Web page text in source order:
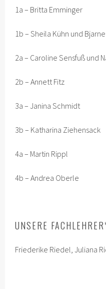
1a – Britta Emminger
1b – Sheila Kühn und
2a – Caroline Sensfuß und
2b – Annett Fitz
3a – Janina Schmidt
3b – Katharina Ziehensack
4a – Martin Rippl
4b – Andrea Oberle
UNSERE
Friederike Riedel, Juliana